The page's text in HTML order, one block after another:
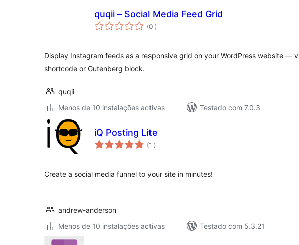
quqii – Social Media Feed Grid
(0 classificações
)
Display Instagram feeds as a responsive grid on your WordPress website —
shortcode or Gutenberg block.
quqii
Menos de 10 instalações activas
Testado com 7.0.3
iQ Posting Lite
(1 classificações
)
Create a social media funnel to your site in minutes!
andrew-anderson
Menos de 10 instalações activas
Testado com 5.3.21